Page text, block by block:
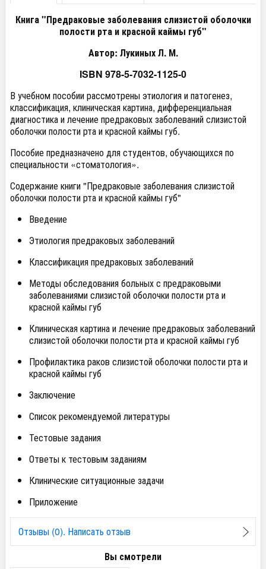
Книга "Предраковые заболевания слизистой оболочки
полости рта и красной каймы губ"
Автор: Лукиных Л. М.
ISBN 978-5-7032-1125-0
В учебном пособии рассмотрены этиология и патогенез,
классификация, клиническая картина, дифференциальная
диагностика и лечение предраковых заболеваний слизистой
оболочки полости рта и красной каймы губ.
Пособие предназначено для студентов, обучающихся по
специальности «стоматология».
Содержание книги "Предраковые заболевания слизистой
оболочки полости рта и красной каймы губ"
Введение
Этиология предраковых заболеваний
Классификация предраковых заболеваний
Методы обследования больных с предраковыми
заболеваниями слизистой оболочки полости рта и
красной каймы губ
Клиническая картина и лечение предраковых заболеваний
слизистой оболочки полости рта и красной каймы губ
Профилактика раков слизистой оболочки полости рта и
красной каймы губ
Заключение
Список рекомендуемой литературы
Тестовые задания
Ответы к тестовым заданиям
Клинические ситуационные задачи
Приложение
Отзывы (0). Написать отзыв
Вы смотрели